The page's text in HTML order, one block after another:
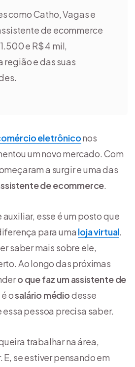
como Catho, Vagas e
de ecommerce
e R$ 4 mil,
e das suas
eletrôniconos
um novo mercado. Com
a surgir e uma das
de ecommerce.
esse é um posto que
para uma loja virtual.
saber mais sobre ele,
Ao longo das próximas
o que faz um assistente de
é osalário médiodesse
pessoa precisa saber.
trabalhar na área,
se estiver pensando em